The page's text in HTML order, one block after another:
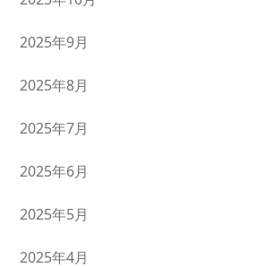
2025年9月
2025年8月
2025年7月
2025年6月
2025年5月
2025年4月